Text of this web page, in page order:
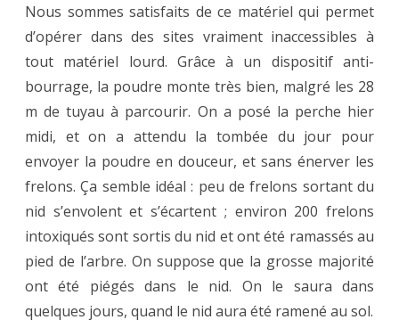
Nous sommes satisfaits de ce matériel qui permet
d’opérer dans des sites vraiment inaccessibles à
tout matériel lourd. Grâce à un dispositif anti-
bourrage, la poudre monte très bien, malgré les 28
m de tuyau à parcourir. On a posé la perche hier
midi, et on a attendu la tombée du jour pour
envoyer la poudre en douceur, et sans énerver les
frelons. Ça semble idéal : peu de frelons sortant du
nid s’envolent et s’écartent ; environ 200 frelons
intoxiqués sont sortis du nid et ont été ramassés au
pied de l’arbre. On suppose que la grosse majorité
ont été piégés dans le nid. On le saura dans
quelques jours, quand le nid aura été ramené au sol.